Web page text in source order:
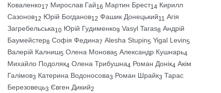
Коваленко17 Мирослав Гай16 Мартин Брест14 Кирилл
Сазонов12 Юрій Богданов12 Фашик Донецький11 Агія
Загребельська10 Юрій Гудименко9 Vasyl Taras8 Андрій
Баумейстер8 Софія Федина7 Alesha Stupin5 Yigal Levin5
Валерій Калниш5 Олена Монова5 Александр Кушнарь4
Михайло Подоляк4 Олена Трибушна4 Роман Донік4 Акім
Галімов3 Катерина Водоносова3 Роман Шрайк3 Тарас
Березовець3 Євген Дикий2